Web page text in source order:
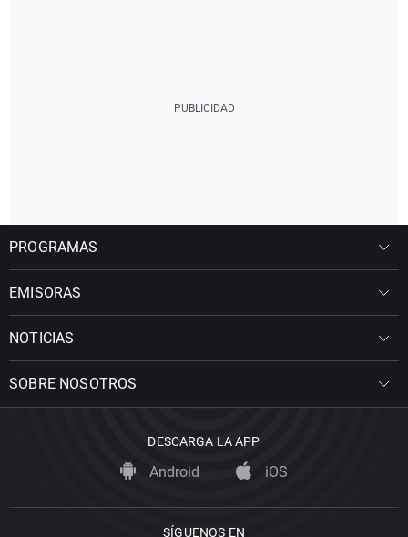
PROGRAMAS
EMISORAS
NOTICIAS
SOBRE NOSOTROS
DESCARGA LA APP
Android iOS
SÍGUENOS EN